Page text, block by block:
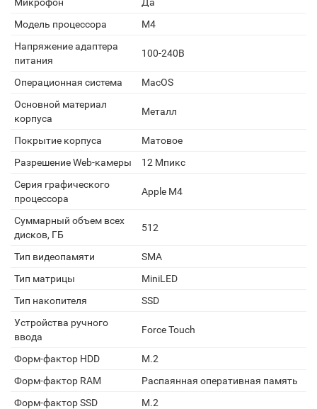
Модель процессора
M4
Напряжение адаптера
питания
100-240В
Операционная система
MacOS
Основной материал
корпуса
Металл
Покрытие корпуса
Матовое
Разрешение Web-камеры
12 Мпикс
Серия графического
процессора
Apple M4
Суммарный объем всех
дисков, ГБ
512
Тип видеопамяти
SMA
Тип матрицы
MiniLED
Тип накопителя
SSD
Устройства ручного
ввода
Force Touch
Форм-фактор HDD
M.2
Форм-фактор RAM
Распаянная оперативная память
Форм-фактор SSD
M.2